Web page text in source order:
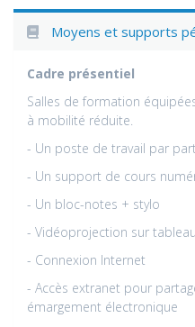
Moyens et supports
Cadre présentiel
Salles de formation
à mobilité réduite.
- Un poste de travail par
- Un support de cours
- Un bloc-notes + stylo
- Vidéoprojection sur
- Connexion Internet
- Accès extranet pour
émargement électronique